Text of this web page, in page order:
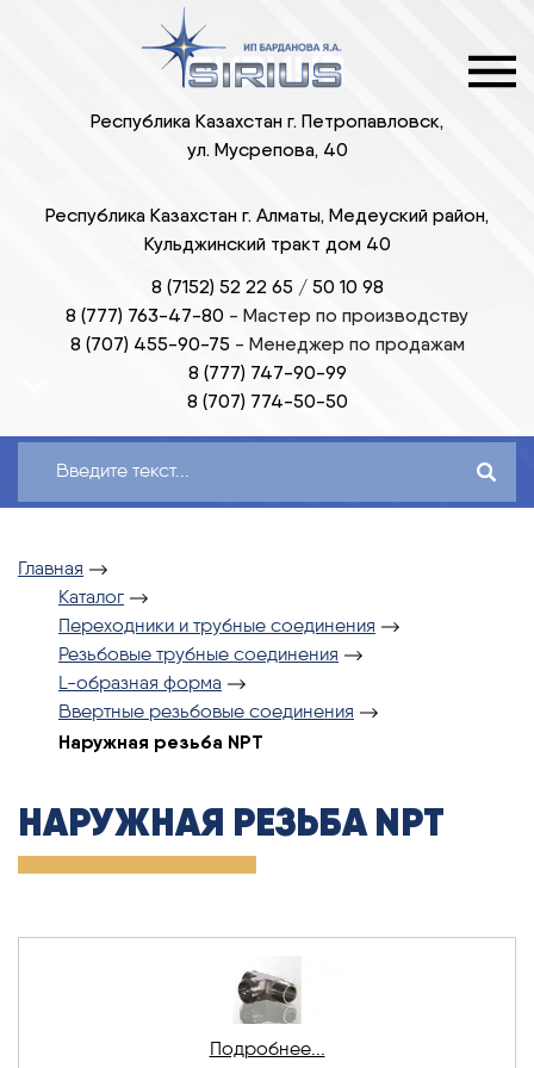
Республика Казахстан г. Петропавловск,
ул. Мусрепова, 40
Республика Казахстан г. Алматы, Медеуский район,
Кульджинский тракт дом 40
8 (7152) 52 22 65 / 50 10 98
8 (777) 763-47-80 - Мастер по производству
8 (707) 455-90-75 - Менеджер по продажам
8 (777) 747-90-99
8 (707) 774-50-50
Главная
Каталог
Переходники и трубные соединения
Резьбовые трубные соединения
L-образная форма
Ввертные резьбовые соединения
Наружная резьба NPT
НАРУЖНАЯ РЕЗЬБА NPT
Подробнее...